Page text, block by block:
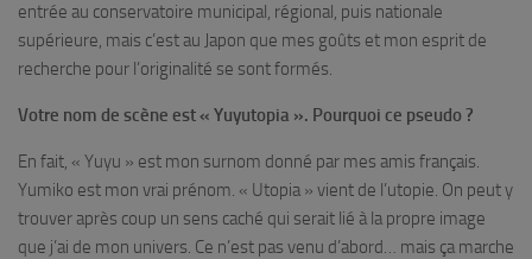
entrée au conservatoire municipal, régional, puis nationale
supérieure, mais c’est au Japon que mes goûts et mon esprit de
recherche pour l’originalité se sont formés.
Votre nom de scène est « Yuyutopia ». Pourquoi ce pseudo ?
En fait, « Yuyu » est mon surnom donné par mes amis français.
Yumiko est mon vrai prénom. « Utopia » vient de l’utopie. On peut y
trouver après coup un sens caché qui serait lié à la propre image
que j’ai de mon univers. Ce n’est pas venu d’abord… mais ça marche